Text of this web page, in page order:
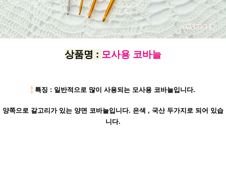
상품명 : 모사용 코바늘
- 특징 : 일반적으로 많이 사용되는 모사용 코바늘입니다.
양쪽으로 갈고리가 있는 양면 코바늘입니다. 은색 , 국산 두가지로 되어 있습
니다.